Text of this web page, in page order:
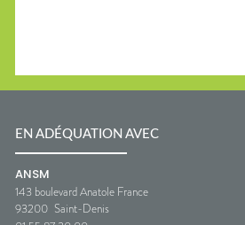
EN ADÉQUATION AVEC
ANSM
143 boulevard Anatole France
93200 Saint-Denis